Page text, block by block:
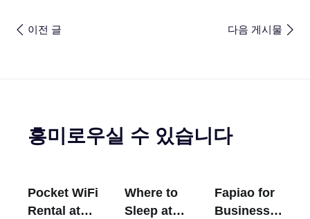
이전 글 다음 게시물
흥미로우실 수 있습니다
Pocket WiFi
Rental at
Where to
Sleep at
Fapiao for
Business